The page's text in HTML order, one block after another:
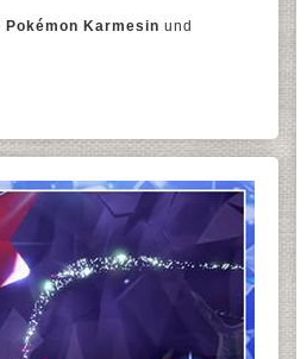
Pokémon Karmesin und